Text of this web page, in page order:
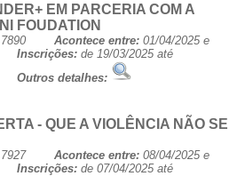
EM PARCERIA COM A
FOUDATION
7890 Acontece entre: 01/04/2025 e
Inscrições: de 19/03/2025 até
Outros detalhes:
- QUE A VIOLÊNCIA NÃO SE
7927 Acontece entre: 08/04/2025 e
Inscrições: de 07/04/2025 até